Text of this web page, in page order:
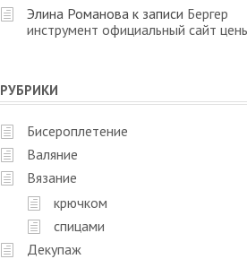
Элина Романова к записи Бергер
инструмент официальный сайт
РУБРИКИ
Бисероплетение
Валяние
Вязание
крючком
спицами
Декупаж